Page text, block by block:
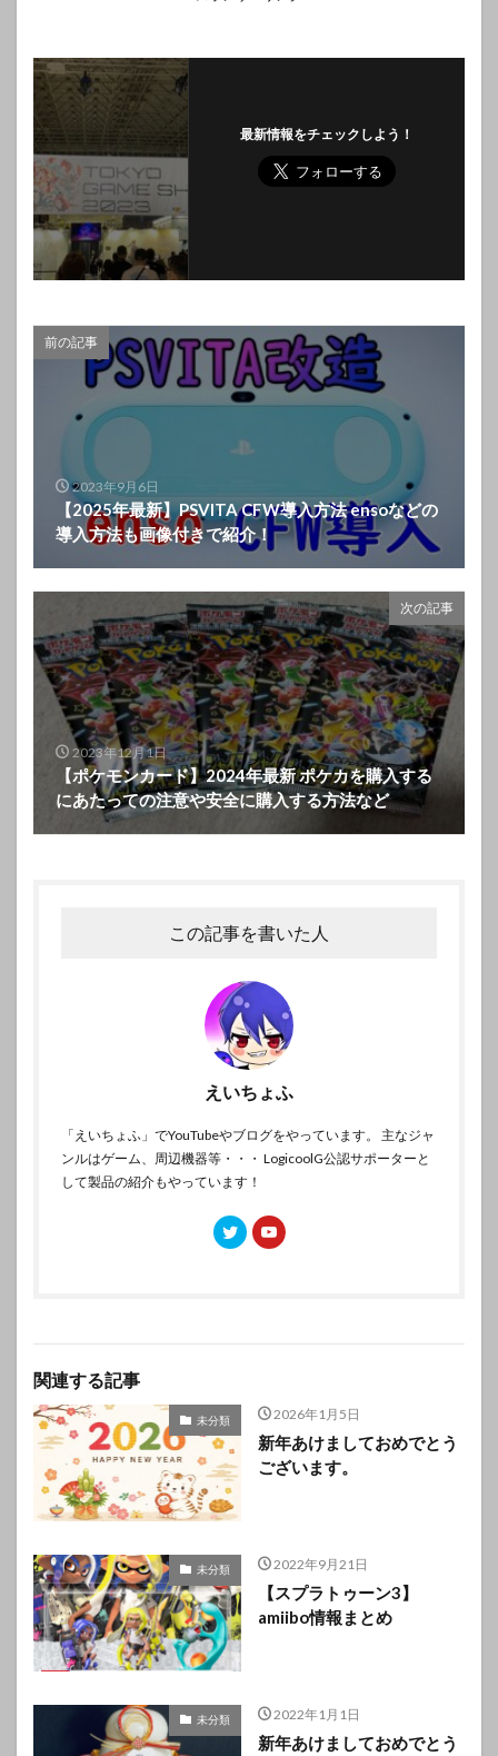
最新情報をチェックしよう！
前の記事
2023年9月6日
【2025年最新】PSVITA CFW導入方法 ensoなどの
導入方法も画像付きで紹介！
次の記事
2023年12月1日
【ポケモンカード】2024年最新 ポケカを購入する
にあたっての注意や安全に購入する方法など
この記事を書いた人
えいちょふ
「えいちょふ」でYouTubeやブログをやっています。 主なジャ
ンルはゲーム、周辺機器等・・・ LogicoolG公認サポーターと
して製品の紹介もやっています！
関連する記事
未分類 2026年1月5日
新年あけましておめでとう
ございます。
未分類 2022年9月21日
【スプラトゥーン3】
amiibo情報まとめ
未分類 2022年1月1日
新年あけましておめでとう